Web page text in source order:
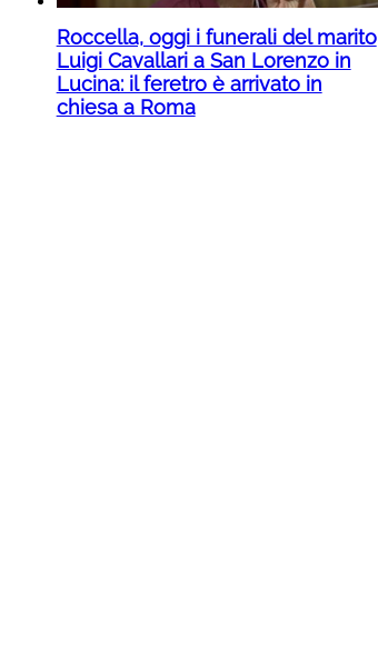
Roccella, oggi i funerali del marito
Luigi Cavallari a San Lorenzo in
Lucina: il feretro è arrivato in
chiesa a Roma